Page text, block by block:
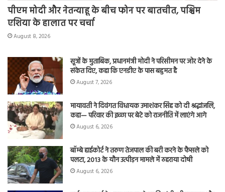
पीएम मोदी और नेतन्याहू के बीच फोन पर बातचीत, पश्चिम
एशिया के हालात पर चर्चा
August 8, 2026
सूत्रों के मुताबिक, प्रधानमंत्री मोदी ने परिसीमन पर जोर देने के
संकेत दिए, कहा कि एनडीए के पास बहुमत है
August 7, 2026
मायावती ने दिवंगत विधायक उमाशंकर सिंह को दी श्रद्धांजलि,
कहा— परिवार की इच्छा पर बेटे को राजनीति में लाएंगे आगे
August 6, 2026
बॉम्बे हाईकोर्ट ने तरुण तेजपाल की बरी करने के फैसले को
पलटा, 2013 के यौन उत्पीड़न मामले में ठहराया दोषी
August 6, 2026